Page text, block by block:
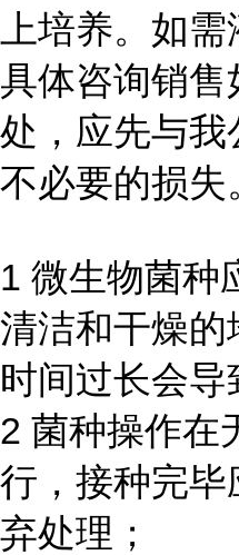
上培养。如
具体咨询销售
处，应先与
不必要的损失
1 微生物菌种
清洁和干燥
时间过长会导
2 菌种操作在
行，接种完
弃处理；